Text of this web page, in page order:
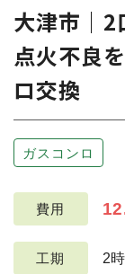
大津市｜2
点火不良
ロ交換
ガスコンロ
費用
工期 2